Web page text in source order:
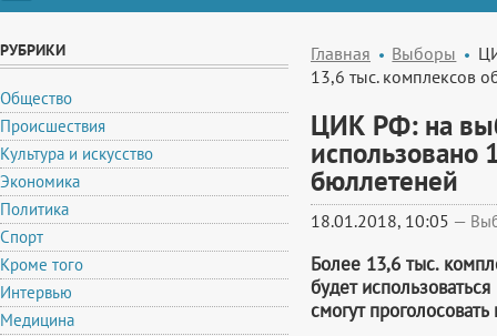
РУБРИКИ
Общество
Происшествия
Культура и искусство
Экономика
Политика
Спорт
Кроме того
Интервью
Медицина
Главная Выборы
13,6 тыс. комплексов
ЦИК РФ: на
использовано
бюллетеней
18.01.2018, 10:05 —
Более 13,6 тыс.
будет
смогут